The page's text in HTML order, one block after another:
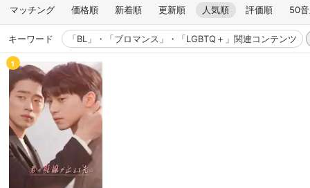
マッチング 価格順 新着順 更新順 人気順 評価順 50
キーワード 「BL」・「ブロマンス」・「LGBTQ＋」関連コンテンツ
1